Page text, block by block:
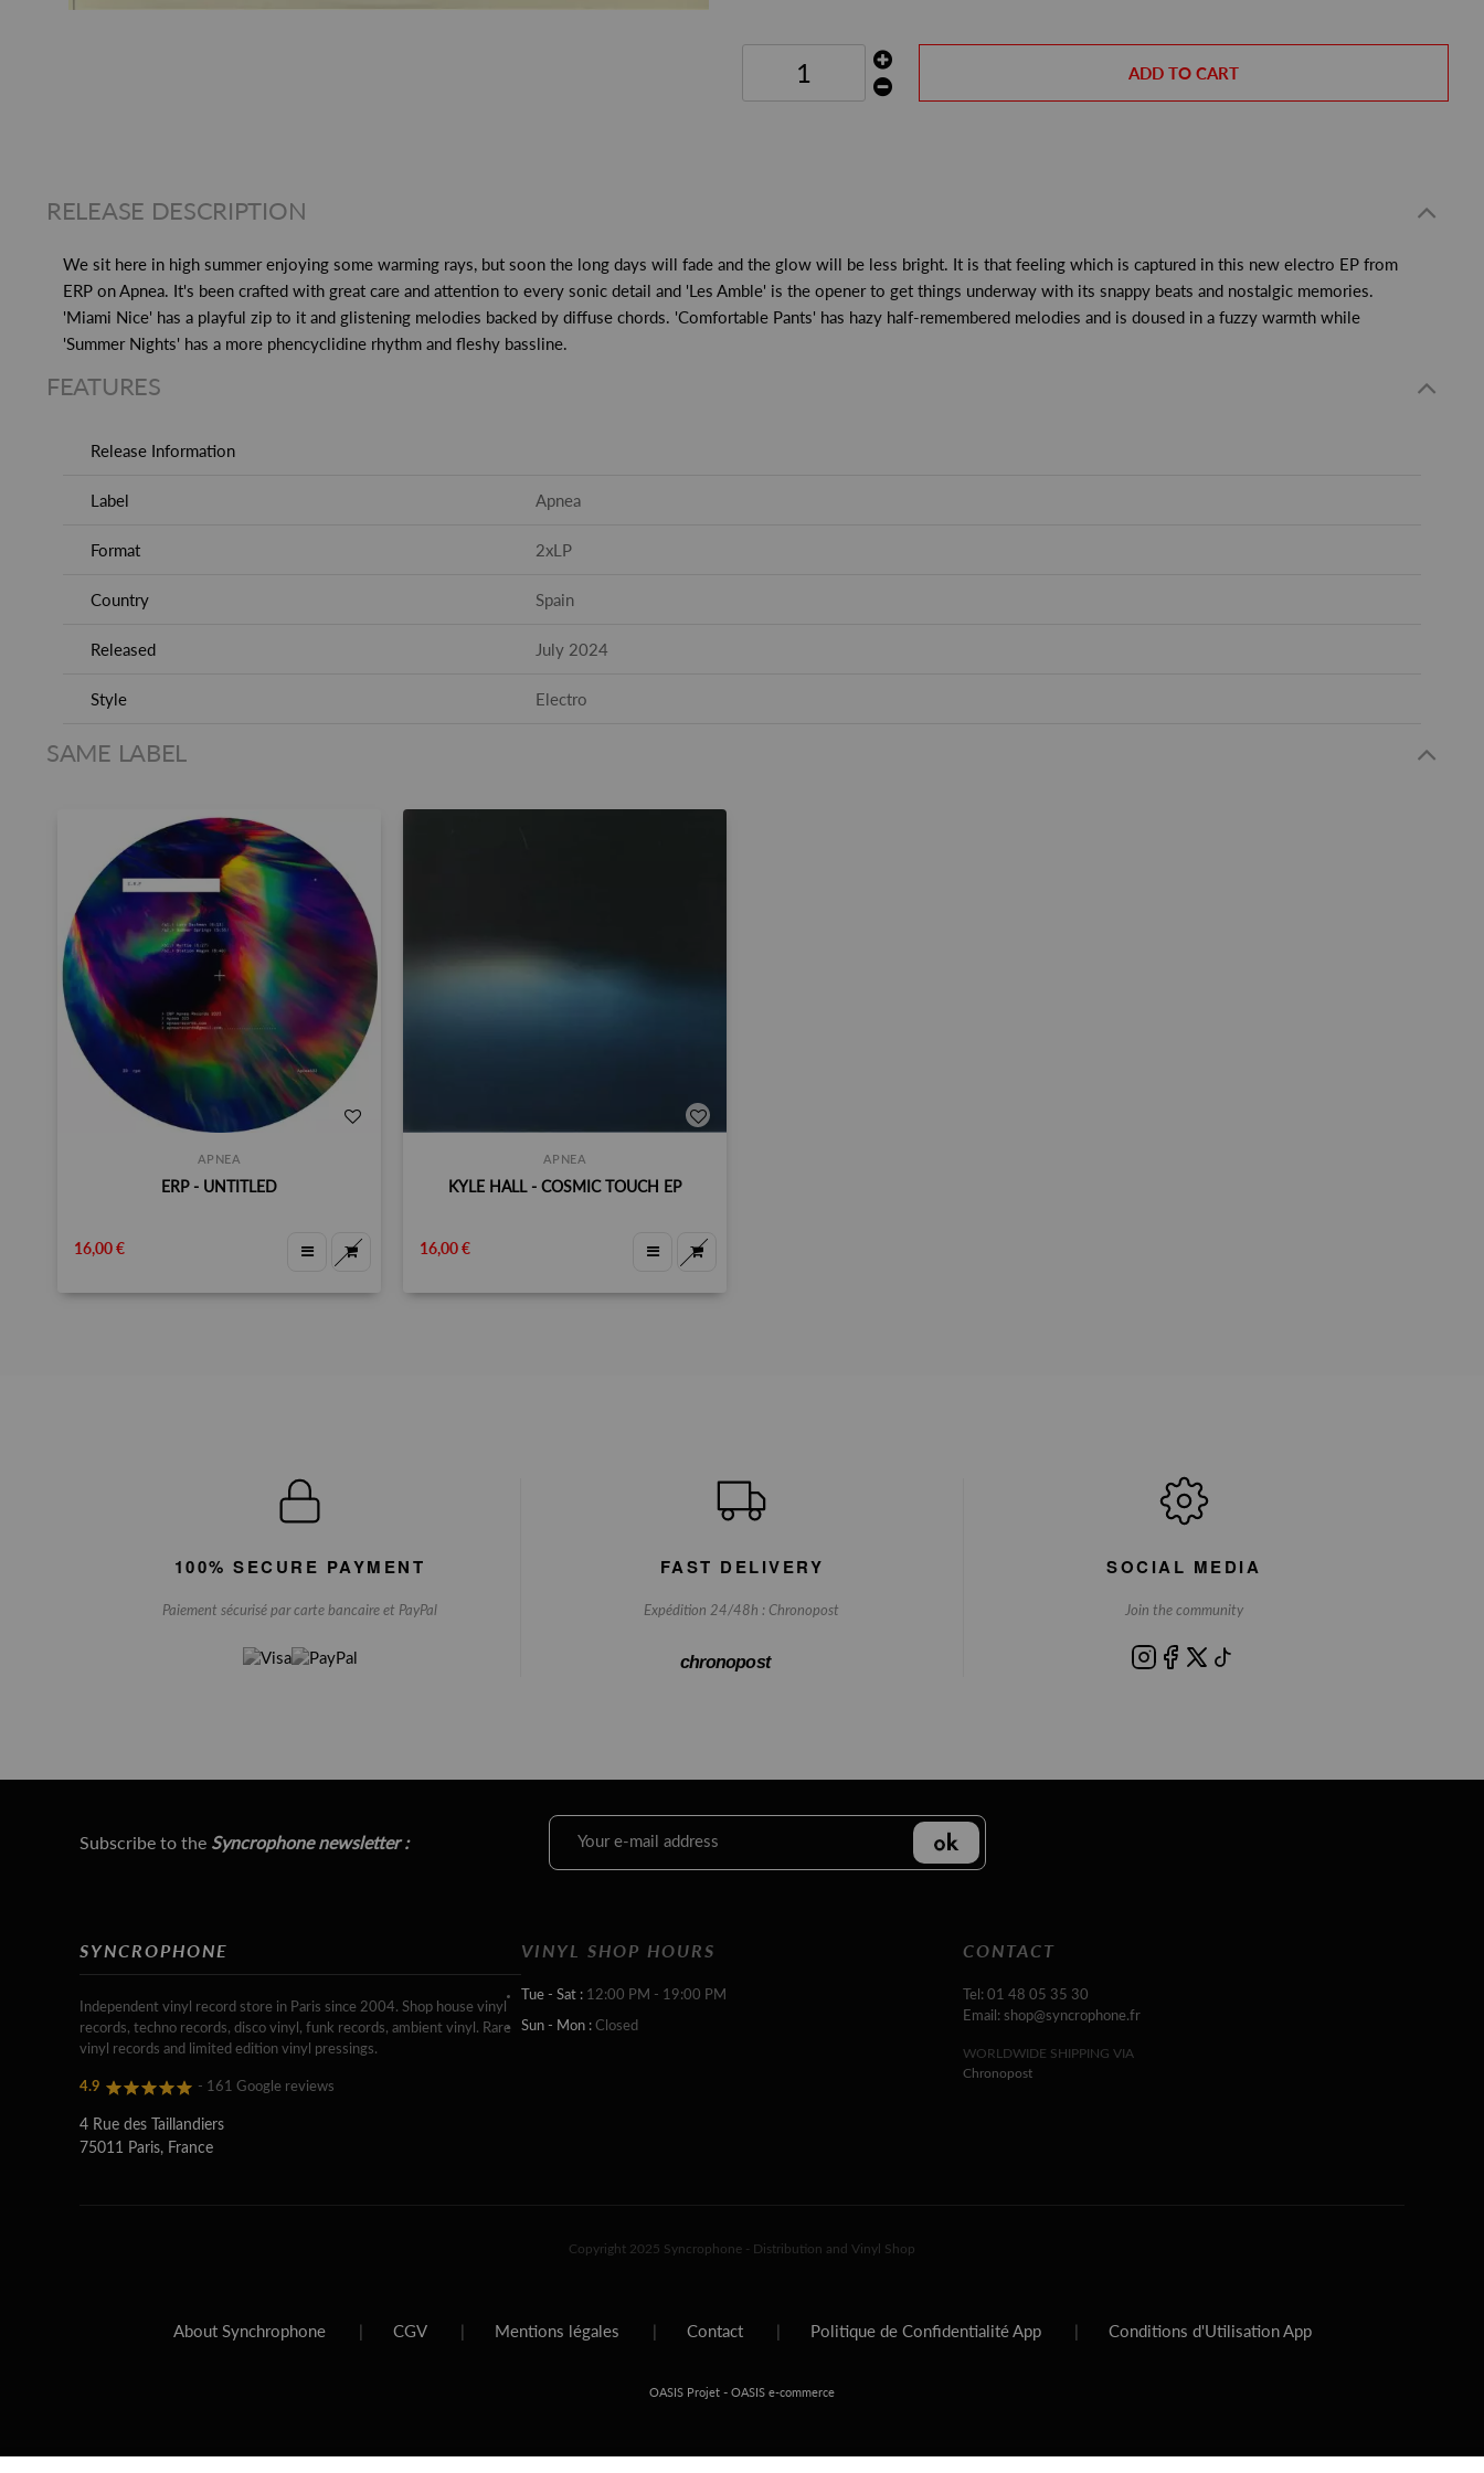
ADD TO CART
RELEASE DESCRIPTION
We sit here in high summer enjoying some warming rays, but soon the long days will fade and the glow will be less bright. It is that feeling which is captured in this new electro EP from
ERP on Apnea. It's been crafted with great care and attention to every sonic detail and 'Les Amble' is the opener to get things underway with its snappy beats and nostalgic memories.
'Miami Nice' has a playful zip to it and glistening melodies backed by diffuse chords. 'Comfortable Pants' has hazy half-remembered melodies and is doused in a fuzzy warmth while
'Summer Nights' has a more phencyclidine rhythm and fleshy bassline.
FEATURES
Release Information
Label Apnea
Format 2xLP
Country Spain
Released July 2024
Style Electro
SAME LABEL
APNEA
ERP - UNTITLED
16,00 €
APNEA
KYLE HALL - COSMIC TOUCH EP
16,00 €
100% SECURE PAYMENT
Paiement sécurisé par carte bancaire et PayPal
FAST DELIVERY
Expédition 24/48h : Chronopost
chronopost
SOCIAL MEDIA
Join the community
Subscribe to the Syncrophone newsletter :
SYNCROPHONE
Independent vinyl record store in Paris since 2004. Shop house vinyl
records, techno records, disco vinyl, funk records, ambient vinyl. Rare
vinyl records and limited edition vinyl pressings.
4.9 - 161 Google reviews
4 Rue des Taillandiers
75011 Paris, France
VINYL SHOP HOURS
Tue - Sat : 12:00 PM - 19:00 PM
Sun - Mon : Closed
CONTACT
Tel: 01 48 05 35 30
Email: shop@syncrophone.fr
WORLDWIDE SHIPPING VIA
Chronopost
Copyright 2025 Syncrophone - Distribution and Vinyl Shop
About Synchrophone | CGV | Mentions légales | Contact | Politique de Confidentialité App | Conditions d'Utilisation App
OASIS Projet - OASIS e-commerce